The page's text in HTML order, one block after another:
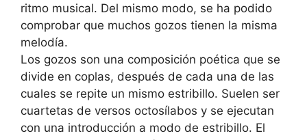
ritmo musical. Del mismo modo, se ha podido
comprobar que muchos gozos tienen la misma
melodía.
Los gozos son una composición poética que se
divide en coplas, después de cada una de las
cuales se repite un mismo estribillo. Suelen ser
cuartetas de versos octosílabos y se ejecutan
con una introducción a modo de estribillo. El